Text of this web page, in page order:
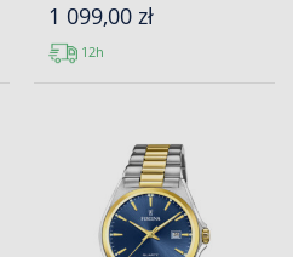
1 099,00 zł
12h